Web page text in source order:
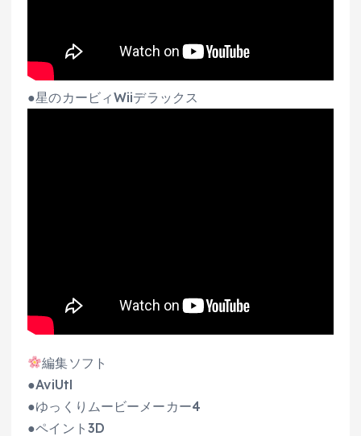
●星のカービィWiiデラックス
編集ソフト
●AviUtl
●ゆっくりムービーメーカー4
●ペイント3D